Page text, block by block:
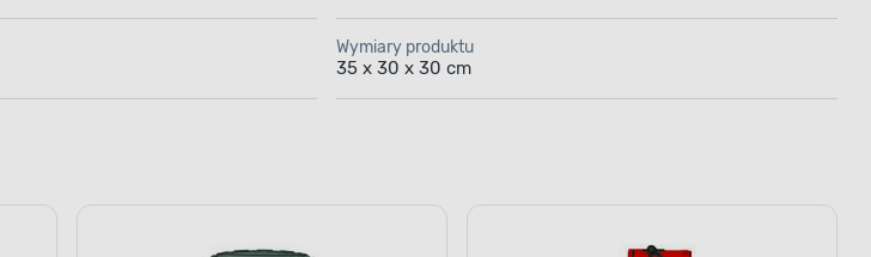
Wymiary produktu
35 x 30 x 30 cm